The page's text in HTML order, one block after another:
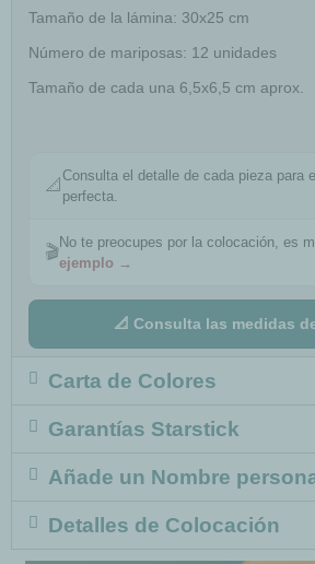
Tamaño de la lámina: 30x25 cm
Número de mariposas: 12 unidades
Tamaño de cada una 6,5x6,5 cm aprox.
📐
Consulta el detalle de cada pieza para
perfecta.
🎬
No te preocupes por la colocación, es
ejemplo →
📐 Consulta las medidas
Carta de Colores
Garantías Starstick
Añade un Nombre
Detalles de Colocación